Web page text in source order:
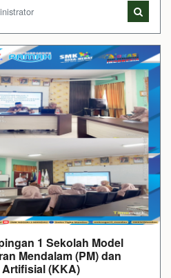
1 Sekolah Model
Mendalam (PM) dan
(KKA)